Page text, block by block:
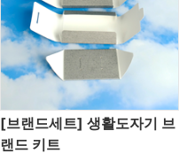
[브랜드세트] 생활도자기 브
랜드 키트